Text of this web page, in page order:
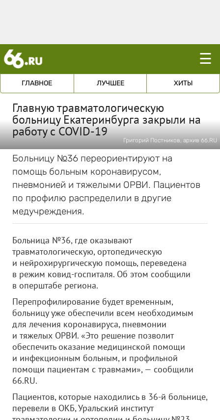
☰
ГЛАВНОЕ ЛУЧШЕЕ ХИТЫ
Главную травматологическую
больницу Екатеринбурга закрыли на
работу с COVID-19
Григорий Постников, архив 66.RU
Больницу №36 переориентируют на
помощь больным коронавирусом,
пневмонией и тяжелыми ОРВИ. Пациентов
по профилю распределили в другие
медучреждения.
Больница №36, где оказывают
травматологическую, ортопедическую
и нейрохирургическую помощь, переведена
в режим ковид-госпиталя. Об этом сообщили
в оперштабе региона.
Перепрофилирование будет временным,
больницу уже обеспечили всем необходимым
для лечения коронавируса, пневмонии
и тяжелых ОРВИ. «Это решение позволит
обеспечить оказание медицинской помощи
и инфекционным больным, и профильной
помощи пациентам с травмами», — сообщили
66.RU.
Пациентов, которые находились в 36-й больнице,
перевели в ОКБ, Уральский институт